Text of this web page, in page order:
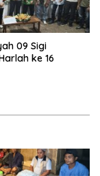
09 Sigi
ke 16